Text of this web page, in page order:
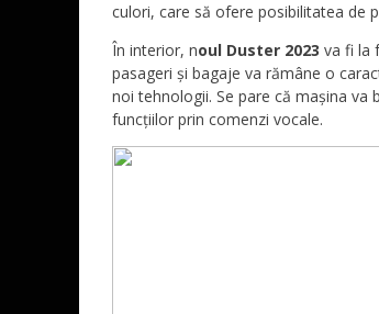
culori, care să ofere posibilitatea de
În interior, noul Duster 2023 va fi la
pasageri și bagaje va rămâne o
noi tehnologii. Se pare că mașina
funcțiilor prin comenzi vocale.